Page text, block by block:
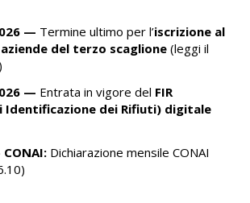
— Termine ultimo per l’iscrizione al
aziende del terzo scaglione (leggi il
— Entrata in vigore del FIR
Identificazione dei Rifiuti) digitale
Dichiarazione mensile CONAI